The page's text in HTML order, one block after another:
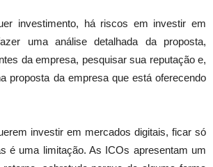
investimento, há riscos em investir em
uma análise detalhada da proposta,
da empresa, pesquisar sua reputação e,
proposta da empresa que está oferecendo
investir em mercados digitais, ficar só
é uma limitação. As ICOs apresentam um